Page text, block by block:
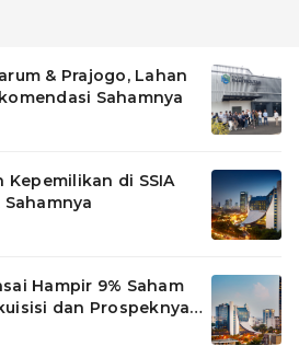
& Prajogo, Lahan
Sahamnya
Kepemilikan di SSIA
Hampir 9% Saham
dan Prospeknya